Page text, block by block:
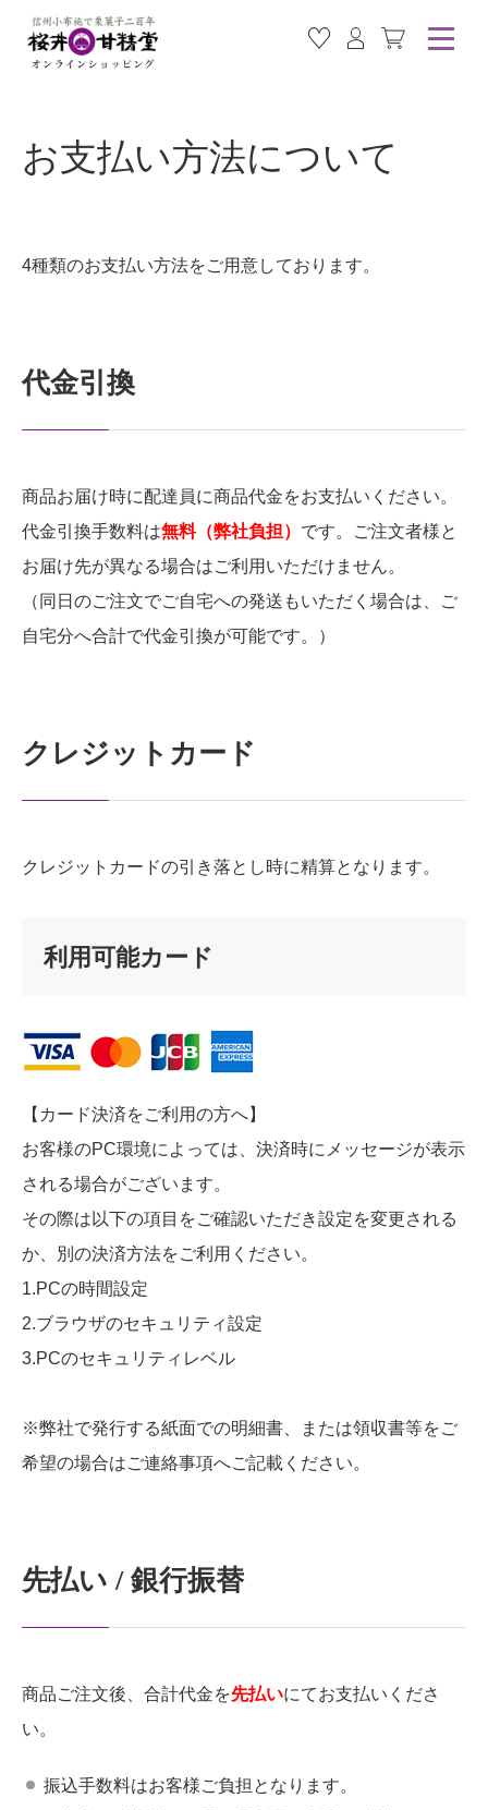
お気に入り商品
ログイン カート
お支払い方法について
4種類のお支払い方法をご用意しております。
代金引換
商品お届け時に配達員に商品代金をお支払いください。
代金引換手数料は無料（弊社負担） です。ご注文者様と
お届け先が異なる場合はご利用いただけません。
（同日のご注文でご自宅への発送もいただく場合は、ご
自宅分へ合計で代金引換が可能です。）
クレジットカード
クレジットカードの引き落とし時に精算となります。
利用可能カード
【カード決済をご利用の方へ】
お客様のPC環境によっては、決済時にメッセージが表示
される場合がございます。
その際は以下の項目をご確認いただき設定を変更される
か、別の決済方法をご利用ください。
1.PCの時間設定
2.ブラウザのセキュリティ設定
3.PCのセキュリティレベル
※弊社で発行する紙面での明細書、または領収書等をご
希望の場合はご連絡事項へご記載ください。
先払い / 銀行振替
商品ご注文後、合計代金を先払いにてお支払いくださ
い。
振込手数料はお客様ご負担となります。